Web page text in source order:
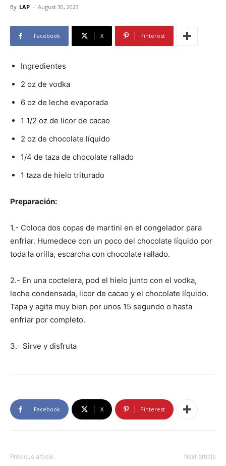
By LAP - August 30, 2023
Facebook X Pinterest
Ingredientes
2 oz de vodka
6 oz de leche evaporada
1 1/2 oz de licor de cacao
2 oz de chocolate líquido
1/4 de taza de chocolate rallado
1 taza de hielo triturado
Preparación:
1.- Coloca dos copas de martini en el congelador para
enfriar. Humedece con un poco del chocolate líquido por
toda la orilla, escarcha con chocolate rallado.
2.- En una coctelera, pod el hielo junto con el vodka,
leche condensada, licor de cacao y el chocolate líquido.
Tapa y agita muy bien por unos 15 segundo o hasta
enfriar por completo.
3.- Sirve y disfruta
Facebook X Pinterest
Previous article Next article